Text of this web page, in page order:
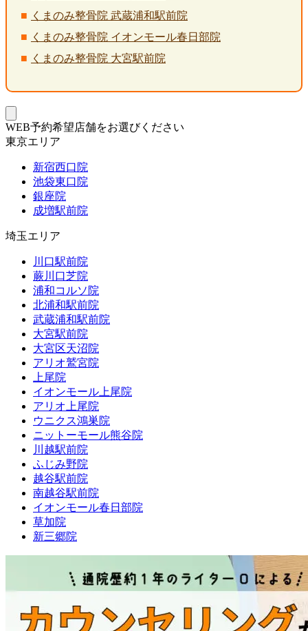
くまのみ整骨院 武蔵浦和駅前院
くまのみ整骨院 イオンモール春日部院
くまのみ整骨院 大宮駅前院
WEB予約希望店舗をお選びください
東京エリア
新宿西口院
池袋東口院
銀座院
成増駅前院
埼玉エリア
川口駅前院
蕨川口芝院
浦和コルソ院
北浦和駅前院
武蔵浦和駅前院
大宮駅前院
大宮区天沼院
アリオ鷲宮院
上尾院
イオンモール上尾院
アリオ上尾院
ウニクス鴻巣院
ニットーモール熊谷院
川越駅前院
ふじみ野院
越谷駅前院
南越谷駅前院
イオンモール春日部院
草加院
新三郷院